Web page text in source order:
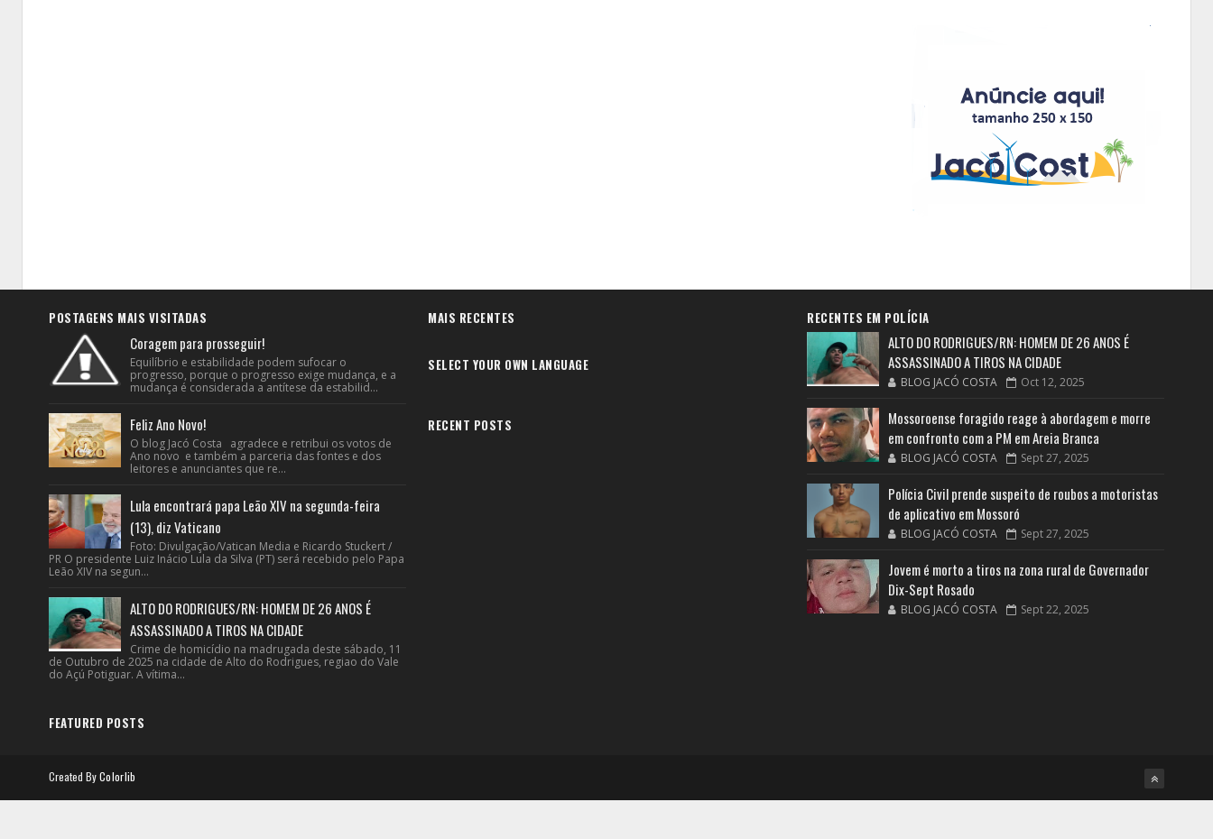
POSTAGENS MAIS VISITADAS
Coragem para prosseguir!
Equilíbrio e estabilidade podem sufocar o
progresso, porque o progresso exige mudança, e a
mudança é considerada a antítese da estabilid...
Feliz Ano Novo!
O blog Jacó Costa agradece e retribui os votos de
Ano novo e também a parceria das fontes e dos
leitores e anunciantes que re...
Lula encontrará papa Leão XIV na segunda-feira
(13), diz Vaticano
Foto: Divulgação/Vatican Media e Ricardo Stuckert /
PR O presidente Luiz Inácio Lula da Silva (PT) será recebido pelo Papa
Leão XIV na segun...
ALTO DO RODRIGUES/RN: HOMEM DE 26 ANOS É
ASSASSINADO A TIROS NA CIDADE
Crime de homicídio na madrugada deste sábado, 11
de Outubro de 2025 na cidade de Alto do Rodrigues, regiao do Vale
do Açú Potiguar. A vítima...
FEATURED POSTS
MAIS RECENTES
SELECT YOUR OWN LANGUAGE
RECENT POSTS
RECENTES EM POLÍCIA
ALTO DO RODRIGUES/RN: HOMEM DE 26 ANOS É
ASSASSINADO A TIROS NA CIDADE
BLOG JACÓ COSTA Oct 12, 2025
Mossoroense foragido reage à abordagem e morre
em confronto com a PM em Areia Branca
BLOG JACÓ COSTA Sept 27, 2025
Polícia Civil prende suspeito de roubos a motoristas
de aplicativo em Mossoró
BLOG JACÓ COSTA Sept 27, 2025
Jovem é morto a tiros na zona rural de Governador
Dix-Sept Rosado
BLOG JACÓ COSTA Sept 22, 2025
Created ByColorlib